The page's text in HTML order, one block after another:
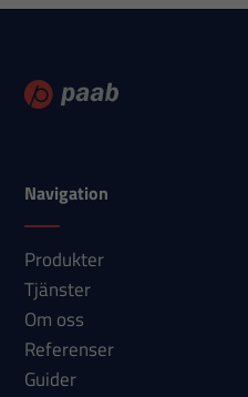
Navigation
Produkter
Tjänster
Om oss
Referenser
Guider